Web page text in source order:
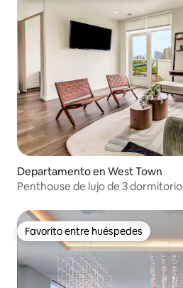
Departamento en West Town
Penthouse de lujo de 3
Favorito entre huéspedes
Favorito entre huéspedes